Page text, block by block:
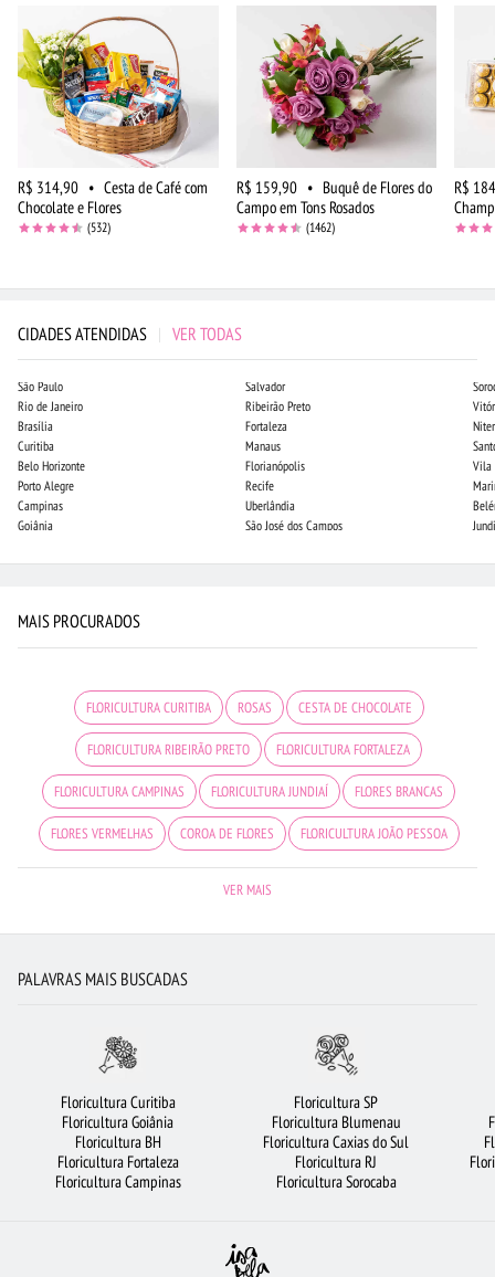
R$ 314,90 • Cesta de Café com
Chocolate e Flores
(532)
R$ 159,90 • Buquê de Flores do
Campo em Tons Rosados
(1462)
R$
CIDADES ATENDIDAS | VER TODAS
São Paulo
Rio de Janeiro
Brasília
Curitiba
Belo Horizonte
Porto Alegre
Campinas
Goiânia
Salvador
Ribeirão Preto
Fortaleza
Manaus
Florianópolis
Recife
Uberlândia
São José dos Campos
Vila
MAIS PROCURADOS
FLORICULTURA CURITIBA ROSAS CESTA DE CHOCOLATE
FLORICULTURA RIBEIRÃO PRETO FLORICULTURA FORTALEZA
FLORICULTURA CAMPINAS FLORICULTURA JUNDIAÍ FLORES BRANCAS
FLORES VERMELHAS COROA DE FLORES FLORICULTURA JOÃO PESSOA
FLORICULTURA RJ RAMALHETE DE FLORES
MAIS BUSCADOS FLORICULTURA NITERÓI
BUQUÊ DE 20 ROSAS VERMELHAS FLORES COLORIDAS FLORICULTURA SP
CESTA DE CAFÉ DA MANHÃ
VER MAIS
PALAVRAS MAIS BUSCADAS
Floricultura Curitiba
Floricultura Goiânia
Floricultura BH
Floricultura Fortaleza
Floricultura Campinas
Floricultura SP
Floricultura Blumenau
Floricultura Caxias do Sul
Floricultura RJ
Floricultura Sorocaba